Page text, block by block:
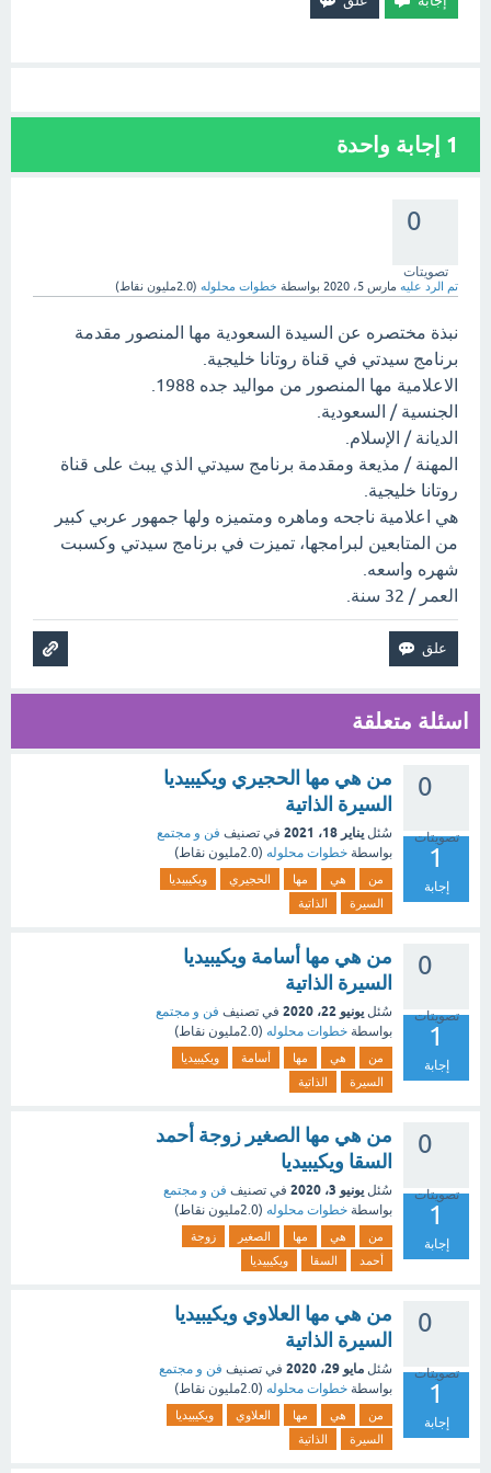
1 إجابة واحدة
0
تصويتات
تم الرد عليه مارس 5، 2020 بواسطة خطوات محلوله (2.0مليون نقاط)
نبذة مختصره عن السيدة السعودية مها المنصور مقدمة
برنامج سيدتي في قناة روتانا خليجية.
الاعلامية مها المنصور من مواليد جده 1988.
الجنسية / السعودية.
الديانة / الإسلام.
المهنة / مذيعة ومقدمة برنامج سيدتي الذي يبث على قناة
روتانا خليجية.
هي اعلامية ناجحه وماهره ومتميزه ولها جمهور عربي كبير
من المتابعين لبرامجها، تميزت في برنامج سيدتي وكسبت
شهره واسعه.
العمر / 32 سنة.
اسئلة متعلقة
0
تصويتات
1
إجابة
من هي مها الحجيري ويكيبيديا
السيرة الذاتية
سُئل يناير 18، 2021 في تصنيف فن و مجتمع
بواسطة خطوات محلوله (2.0مليون نقاط)
من هي مها الحجيري
ويكيبيديا
السيرة
الذاتية
0
تصويتات
1
إجابة
من هي مها أسامة ويكيبيديا
السيرة الذاتية
سُئل يونيو 22، 2020 في تصنيف فن و مجتمع
بواسطة خطوات محلوله (2.0مليون نقاط)
من هي مها أسامة
ويكيبيديا
السيرة
الذاتية
0
تصويتات
1
إجابة
من هي مها الصغير زوجة أحمد
السقا ويكيبيديا
سُئل يونيو 3، 2020 في تصنيف فن و مجتمع
بواسطة خطوات محلوله (2.0مليون نقاط)
من هي مها الصغير
زوجة
أحمد
السقا ويكيبيديا
0
تصويتات
1
إجابة
من هي مها العلاوي ويكيبيديا
السيرة الذاتية
سُئل مايو 29، 2020 في تصنيف فن و مجتمع
بواسطة خطوات محلوله (2.0مليون نقاط)
من هي مها العلاوي
ويكيبيديا
السيرة
الذاتية